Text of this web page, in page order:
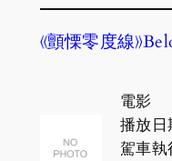
《顫慄零度線》
電影
播放日
駕車